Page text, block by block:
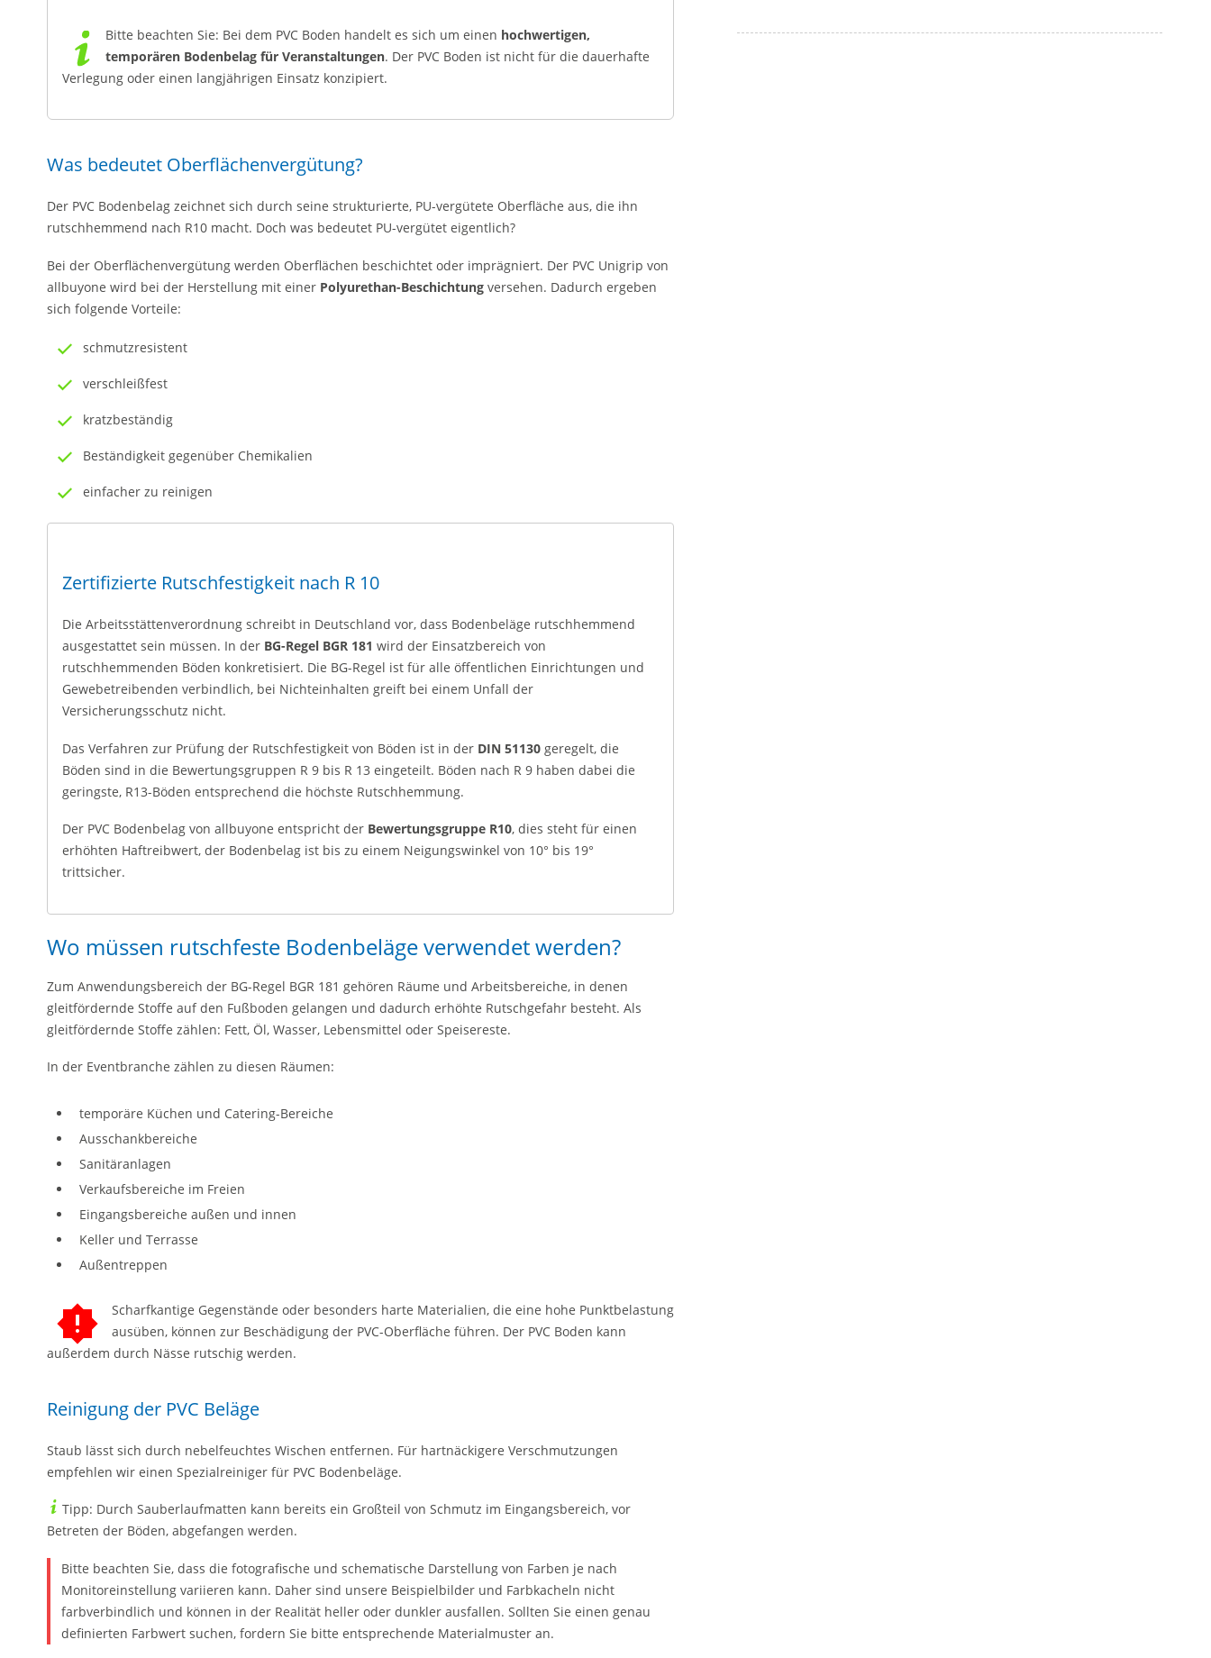
Bitte beachten Sie: Bei dem PVC Boden handelt es sich um einen hochwertigen,
temporären Bodenbelag für Veranstaltungen. Der PVC Boden ist nicht für die dauerhafte
Verlegung oder einen langjährigen Einsatz konzipiert.
Was bedeutet Oberflächenvergütung?
Der PVC Bodenbelag zeichnet sich durch seine strukturierte, PU-vergütete Oberfläche aus, die ihn
rutschhemmend nach R10 macht. Doch was bedeutet PU-vergütet eigentlich?
Bei der Oberflächenvergütung werden Oberflächen beschichtet oder imprägniert. Der PVC Unigrip von
allbuyone wird bei der Herstellung mit einer Polyurethan-Beschichtung versehen. Dadurch ergeben
sich folgende Vorteile:
schmutzresistent
verschleißfest
kratzbeständig
Beständigkeit gegenüber Chemikalien
einfacher zu reinigen
Zertifizierte Rutschfestigkeit nach R 10
Die Arbeitsstättenverordnung schreibt in Deutschland vor, dass Bodenbeläge rutschhemmend
ausgestattet sein müssen. In der BG-Regel BGR 181 wird der Einsatzbereich von
rutschhemmenden Böden konkretisiert. Die BG-Regel ist für alle öffentlichen Einrichtungen und
Gewebetreibenden verbindlich, bei Nichteinhalten greift bei einem Unfall der
Versicherungsschutz nicht.
Das Verfahren zur Prüfung der Rutschfestigkeit von Böden ist in der DIN 51130 geregelt, die
Böden sind in die Bewertungsgruppen R 9 bis R 13 eingeteilt. Böden nach R 9 haben dabei die
geringste, R13-Böden entsprechend die höchste Rutschhemmung.
Der PVC Bodenbelag von allbuyone entspricht der Bewertungsgruppe R10, dies steht für einen
erhöhten Haftreibwert, der Bodenbelag ist bis zu einem Neigungswinkel von 10° bis 19°
trittsicher.
Wo müssen rutschfeste Bodenbeläge verwendet werden?
Zum Anwendungsbereich der BG-Regel BGR 181 gehören Räume und Arbeitsbereiche, in denen
gleitfördernde Stoffe auf den Fußboden gelangen und dadurch erhöhte Rutschgefahr besteht. Als
gleitfördernde Stoffe zählen: Fett, Öl, Wasser, Lebensmittel oder Speisereste.
In der Eventbranche zählen zu diesen Räumen:
temporäre Küchen und Catering-Bereiche
Ausschankbereiche
Sanitäranlagen
Verkaufsbereiche im Freien
Eingangsbereiche außen und innen
Keller und Terrasse
Außentreppen
Scharfkantige Gegenstände oder besonders harte Materialien, die eine hohe Punktbelastung
ausüben, können zur Beschädigung der PVC-Oberfläche führen. Der PVC Boden kann
außerdem durch Nässe rutschig werden.
Reinigung der PVC Beläge
Staub lässt sich durch nebelfeuchtes Wischen entfernen. Für hartnäckigere Verschmutzungen
empfehlen wir einen Spezialreiniger für PVC Bodenbeläge.
Tipp: Durch Sauberlaufmatten kann bereits ein Großteil von Schmutz im Eingangsbereich, vor
Betreten der Böden, abgefangen werden.
Bitte beachten Sie, dass die fotografische und schematische Darstellung von Farben je nach
Monitoreinstellung variieren kann. Daher sind unsere Beispielbilder und Farbkacheln nicht
farbverbindlich und können in der Realität heller oder dunkler ausfallen. Sollten Sie einen genau
definierten Farbwert suchen, fordern Sie bitte entsprechende Materialmuster an.